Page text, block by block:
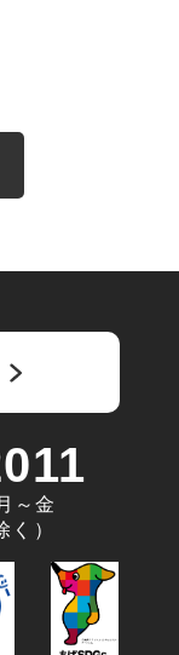
～金
く）